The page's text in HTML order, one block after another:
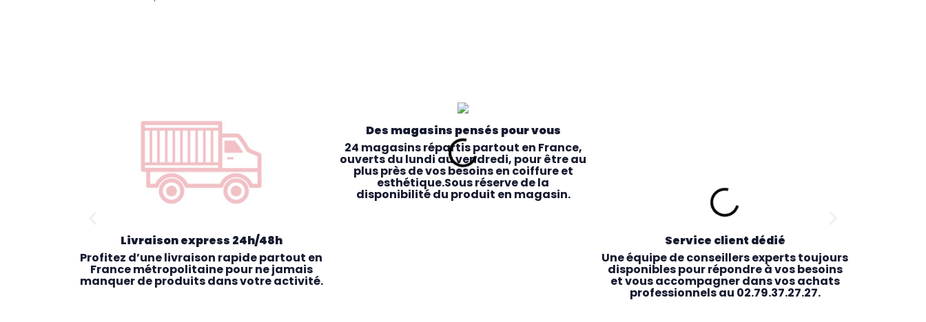
Livraison express 24h/48h
Profitez d’une livraison rapide partout en
France métropolitaine pour ne jamais
manquer de produits dans votre activité.
Des magasins pensés pour vous
24 magasins répartis partout en France,
ouverts du lundi au vendredi, pour être au
plus près de vos besoins en coiffure et
esthétique.Sous réserve de la
disponibilité du produit en magasin.
Service client dédié
Une équipe de conseillers experts toujours
disponibles pour répondre à vos besoins
et vous accompagner dans vos achats
professionnels au 02.79.37.27.27.